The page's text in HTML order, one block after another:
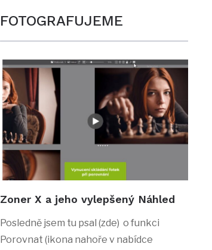
FOTOGRAFUJEME
Zoner X a jeho vylepšený Náhled
Posledně jsem tu psal (zde) o funkci
Porovnat (ikona nahoře v nabídce